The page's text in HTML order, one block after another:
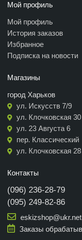
Мой профиль
Мой профиль
История заказов
Избранное
Подписка на новости
Магазины
город Харьков
ул. Искусств 7/9
ул. Клочковская
ул. 23 Августа 6
пер. Классический
ул. Клочковская
Контакты
(096) 236-28-79
(095) 249-82-86
eskizshop@ukr.net
Заказы